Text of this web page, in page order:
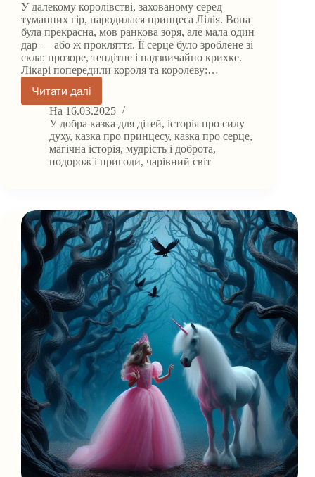
У далекому королівстві, захованому серед
туманних гір, народилася принцеса Лілія. Вона
була прекрасна, мов ранкова зоря, але мала один
дар — або ж прокляття. Її серце було зроблене зі
скла: прозоре, тендітне і надзвичайно крихке.
Лікарі попередили короля та королеву:…
Читати далі
Казка
про
скляне
серце
принцеси
На 16.03.2025
У добра казка для дітей,історія про силу
духу, казка про принцесу, казка про серце,
магічна історія, мудрість і доброта,
подорож і пригоди, чарівний світ